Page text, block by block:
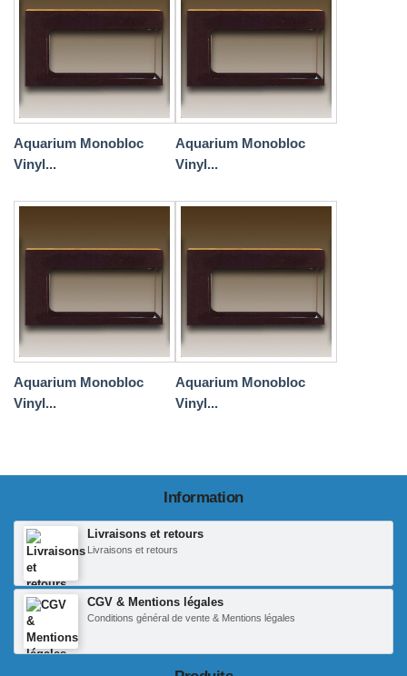
Aquarium Monobloc
Vinyl...
Aquarium Monobloc
Vinyl...
Aquarium Monobloc
Vinyl...
Aquarium Monobloc
Vinyl...
Information
Livraisons et retours
Livraisons et retours
CGV & Mentions légales
Conditions général de vente & Mentions légales